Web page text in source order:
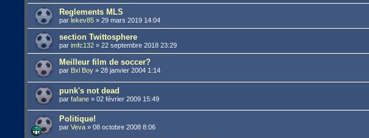
Reglements MLS
parlekev85 »29 mars 2019 14:04
section Twittosphere
parimfc132 »22 septembre 2018 23:29
Meilleur film de soccer?
par Bxl Boy »28 janvier 2004 1:14
punk's not dead
parfafane »02 février 2009 15:49
Politique!
parVeva »08 octobre 2008 8:06